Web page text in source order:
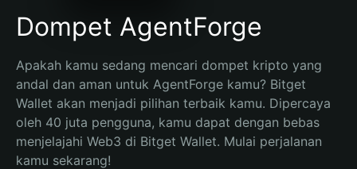
Dompet AgentForge
Apakah kamu sedang mencari dompet kripto yang
andal dan aman untuk AgentForge kamu? Bitget
Wallet akan menjadi pilihan terbaik kamu. Dipercaya
oleh 40 juta pengguna, kamu dapat dengan bebas
menjelajahi Web3 di Bitget Wallet. Mulai perjalanan
kamu sekarang!